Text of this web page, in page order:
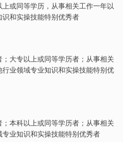
或同等学历，从事相关工作一年以
和实操技能特别优秀者
大专以上或同等学历者；从事相关
业领域专业知识和实操技能特别优
本科以上或同等学历者；从事相关
业知识和实操技能特别优秀者